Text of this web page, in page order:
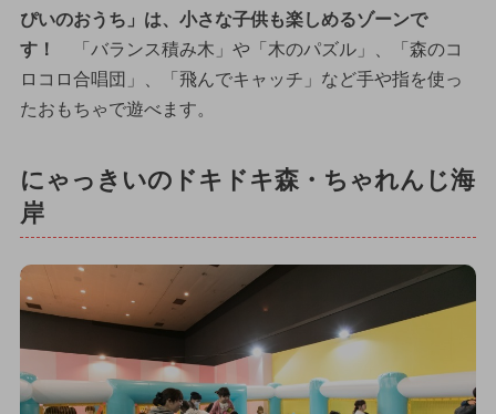
ぴいのおうち」は、小さな子供も楽しめるゾーンで
す！
「バランス積み木」や「木のパズル」、「森のコ
ロコロ合唱団」、「飛んでキャッチ」など手や指を使っ
たおもちゃで遊べます。
にゃっきいのドキドキ森・ちゃれんじ海
岸